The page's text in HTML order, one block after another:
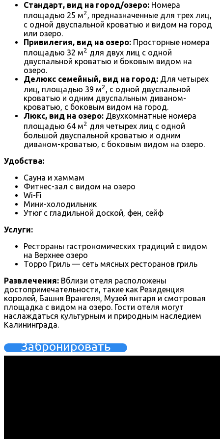
Стандарт, вид на город/озеро: Номера
площадью 25 м2, предназначенные для трех лиц,
с одной двуспальной кроватью и видом на город
или озеро.
Привилегия, вид на озеро: Просторные номера
площадью 32 м2 для двух лиц с одной
двуспальной кроватью и боковым видом на
озеро.
Делюкс семейный, вид на город: Для четырех
лиц, площадью 39 м2 , с одной двуспальной
кроватью и одним двуспальным диваном-
кроватью, с боковым видом на город.
Люкс, вид на озеро: Двухкомнатные номера
площадью 64 м2 для четырех лиц с одной
большой двуспальной кроватью и одним
диваном-кроватью, с боковым видом на озеро.
Удобства:
Сауна и хаммам
Фитнес-зал с видом на озеро
Wi-Fi
Мини-холодильник
Утюг с гладильной доской, фен, сейф
Услуги:
Рестораны гастрономических традиций с видом
на Верхнее озеро
Торро Гриль — сеть мясных ресторанов гриль
Развлечения: Вблизи отеля расположены
достопримечательности, такие как Резиденция
королей, Башня Врангеля, Музей янтаря и смотровая
площадка с видом на озеро. Гости отеля могут
наслаждаться культурным и природным наследием
Калининграда.
Забронировать